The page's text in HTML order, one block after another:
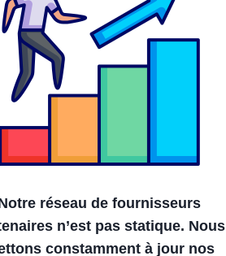
réseau de fournisseurs
n’est pas statique. Nous
constamment à jour nos